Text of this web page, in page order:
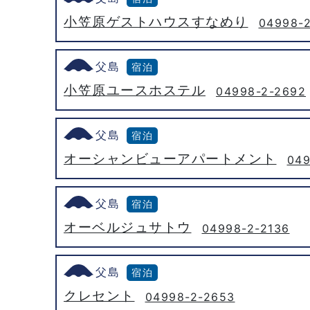
小笠原ゲストハウスすなめり 04998-
父島 宿泊
小笠原ユースホステル 04998-2-2692
父島 宿泊
オーシャンビューアパートメント
父島 宿泊
オーベルジュサトウ 04998-2-2136
父島 宿泊
クレセント 04998-2-2653